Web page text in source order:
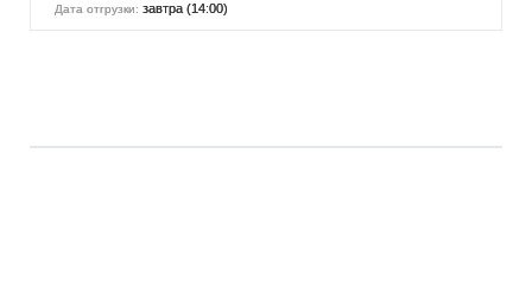
Дата отгрузки: завтра (14:00)